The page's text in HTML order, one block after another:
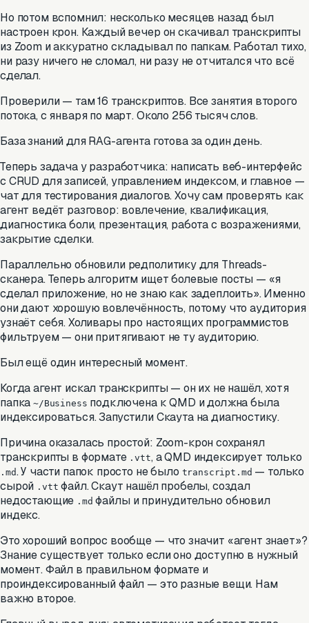
Но потом вспомнил: несколько месяцев назад был
настроен крон. Каждый вечер он скачивал транскрипты
из Zoom и аккуратно складывал по папкам. Работал тихо,
ни разу ничего не сломал, ни разу не отчитался что всё
сделал.
Проверили — там 16 транскриптов. Все занятия второго
потока, с января по март. Около 256 тысяч слов.
База знаний для RAG-агента готова за один день.
Теперь задача у разработчика: написать веб-интерфейс
с CRUD для записей, управлением индексом, и главное —
чат для тестирования диалогов. Хочу сам проверять как
агент ведёт разговор: вовлечение, квалификация,
диагностика боли, презентация, работа с возражениями,
закрытие сделки.
Параллельно обновили редполитику для Threads-
сканера. Теперь алгоритм ищет болевые посты — «я
сделал приложение, но не знаю как задеплоить». Именно
они дают хорошую вовлечённость, потому что аудитория
узнаёт себя. Холивары про настоящих программистов
фильтруем — они притягивают не ту аудиторию.
Был ещё один интересный момент.
Когда агент искал транскрипты — он их не нашёл, хотя
папка~/Business подключена к QMD и должна была
индексироваться. Запустили Скаута на диагностику.
Причина оказалась простой: Zoom-крон сохранял
транскрипты в формате .vtt, а QMD индексирует только
.md. У части папок просто не было transcript.md — только
сырой .vtt файл. Скаут нашёл пробелы, создал
недостающие .md файлы и принудительно обновил
индекс.
Это хороший вопрос вообще — что значит «агент знает»?
Знание существует только если оно доступно в нужный
момент. Файл в правильном формате и
проиндексированный файл — это разные вещи. Нам
важно второе.